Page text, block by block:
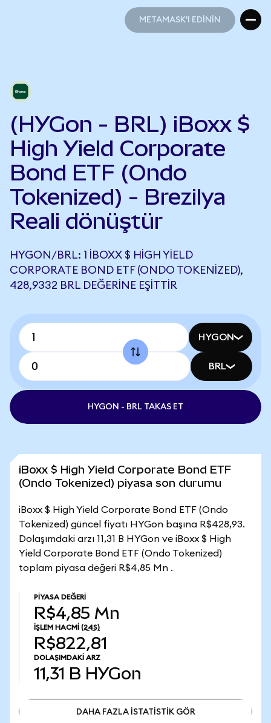
METAMASK'I EDİNİN
(HYGon - BRL) iBoxx $
High Yield Corporate
Bond ETF (Ondo
Tokenized) - Brezilya
Reali dönüştür
HYGON/BRL: 1 IBOXX $ HIGH YIELD
CORPORATE BOND ETF (ONDO TOKENIZED),
428,9332 BRL DEĞERINE EŞITTIR
HYGON
BRL
HYGON - BRL TAKAS ET
iBoxx $ High Yield Corporate Bond ETF
(Ondo Tokenized) piyasa son durumu
iBoxx $ High Yield Corporate Bond ETF (Ondo
Tokenized) güncel fiyatı HYGon başına R$428,93.
Dolaşımdaki arzı 11,31 B HYGon ve iBoxx $ High
Yield Corporate Bond ETF (Ondo Tokenized)
toplam piyasa değeri R$4,85 Mn .
PIYASA DEĞERI
R$4,85 Mn
İŞLEM HACMI (24S)
R$822,81
DOLAŞIMDAKI ARZ
11,31 B HYGon
DAHA FAZLA İSTATİSTİK GÖR